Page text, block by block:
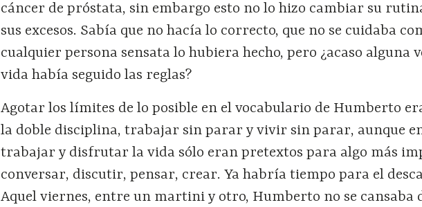
cáncer de próstata, sin embargo esto no lo hizo cambiar su
sus excesos. Sabía que no hacía lo correcto, que no se cuidaba
cualquier persona sensata lo hubiera hecho, pero ¿acaso alguna
vida había seguido las reglas?
Agotar los límites de lo posible en el vocabulario de Humberto
la doble disciplina, trabajar sin parar y vivir sin parar, aunque
trabajar y disfrutar la vida sólo eran pretextos para algo más
conversar, discutir, pensar, crear. Ya habría tiempo para el
Aquel viernes, entre un martini y otro, Humberto no se cansaba